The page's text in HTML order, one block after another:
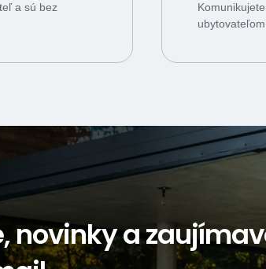
a sú bez
ubytovateľom.
novinky a